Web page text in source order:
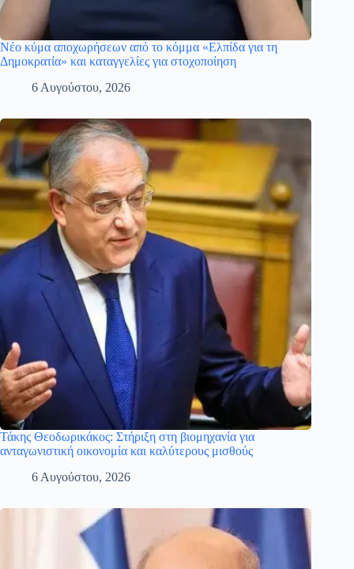
Νέο κύμα αποχωρήσεων από το κόμμα «Ελπίδα για τη
Δημοκρατία» και καταγγελίες για στοχοποίηση
6 Αυγούστου, 2026
Τάκης Θεοδωρικάκος: Στήριξη στη βιομηχανία για
ανταγωνιστική οικονομία και καλύτερους μισθούς
6 Αυγούστου, 2026